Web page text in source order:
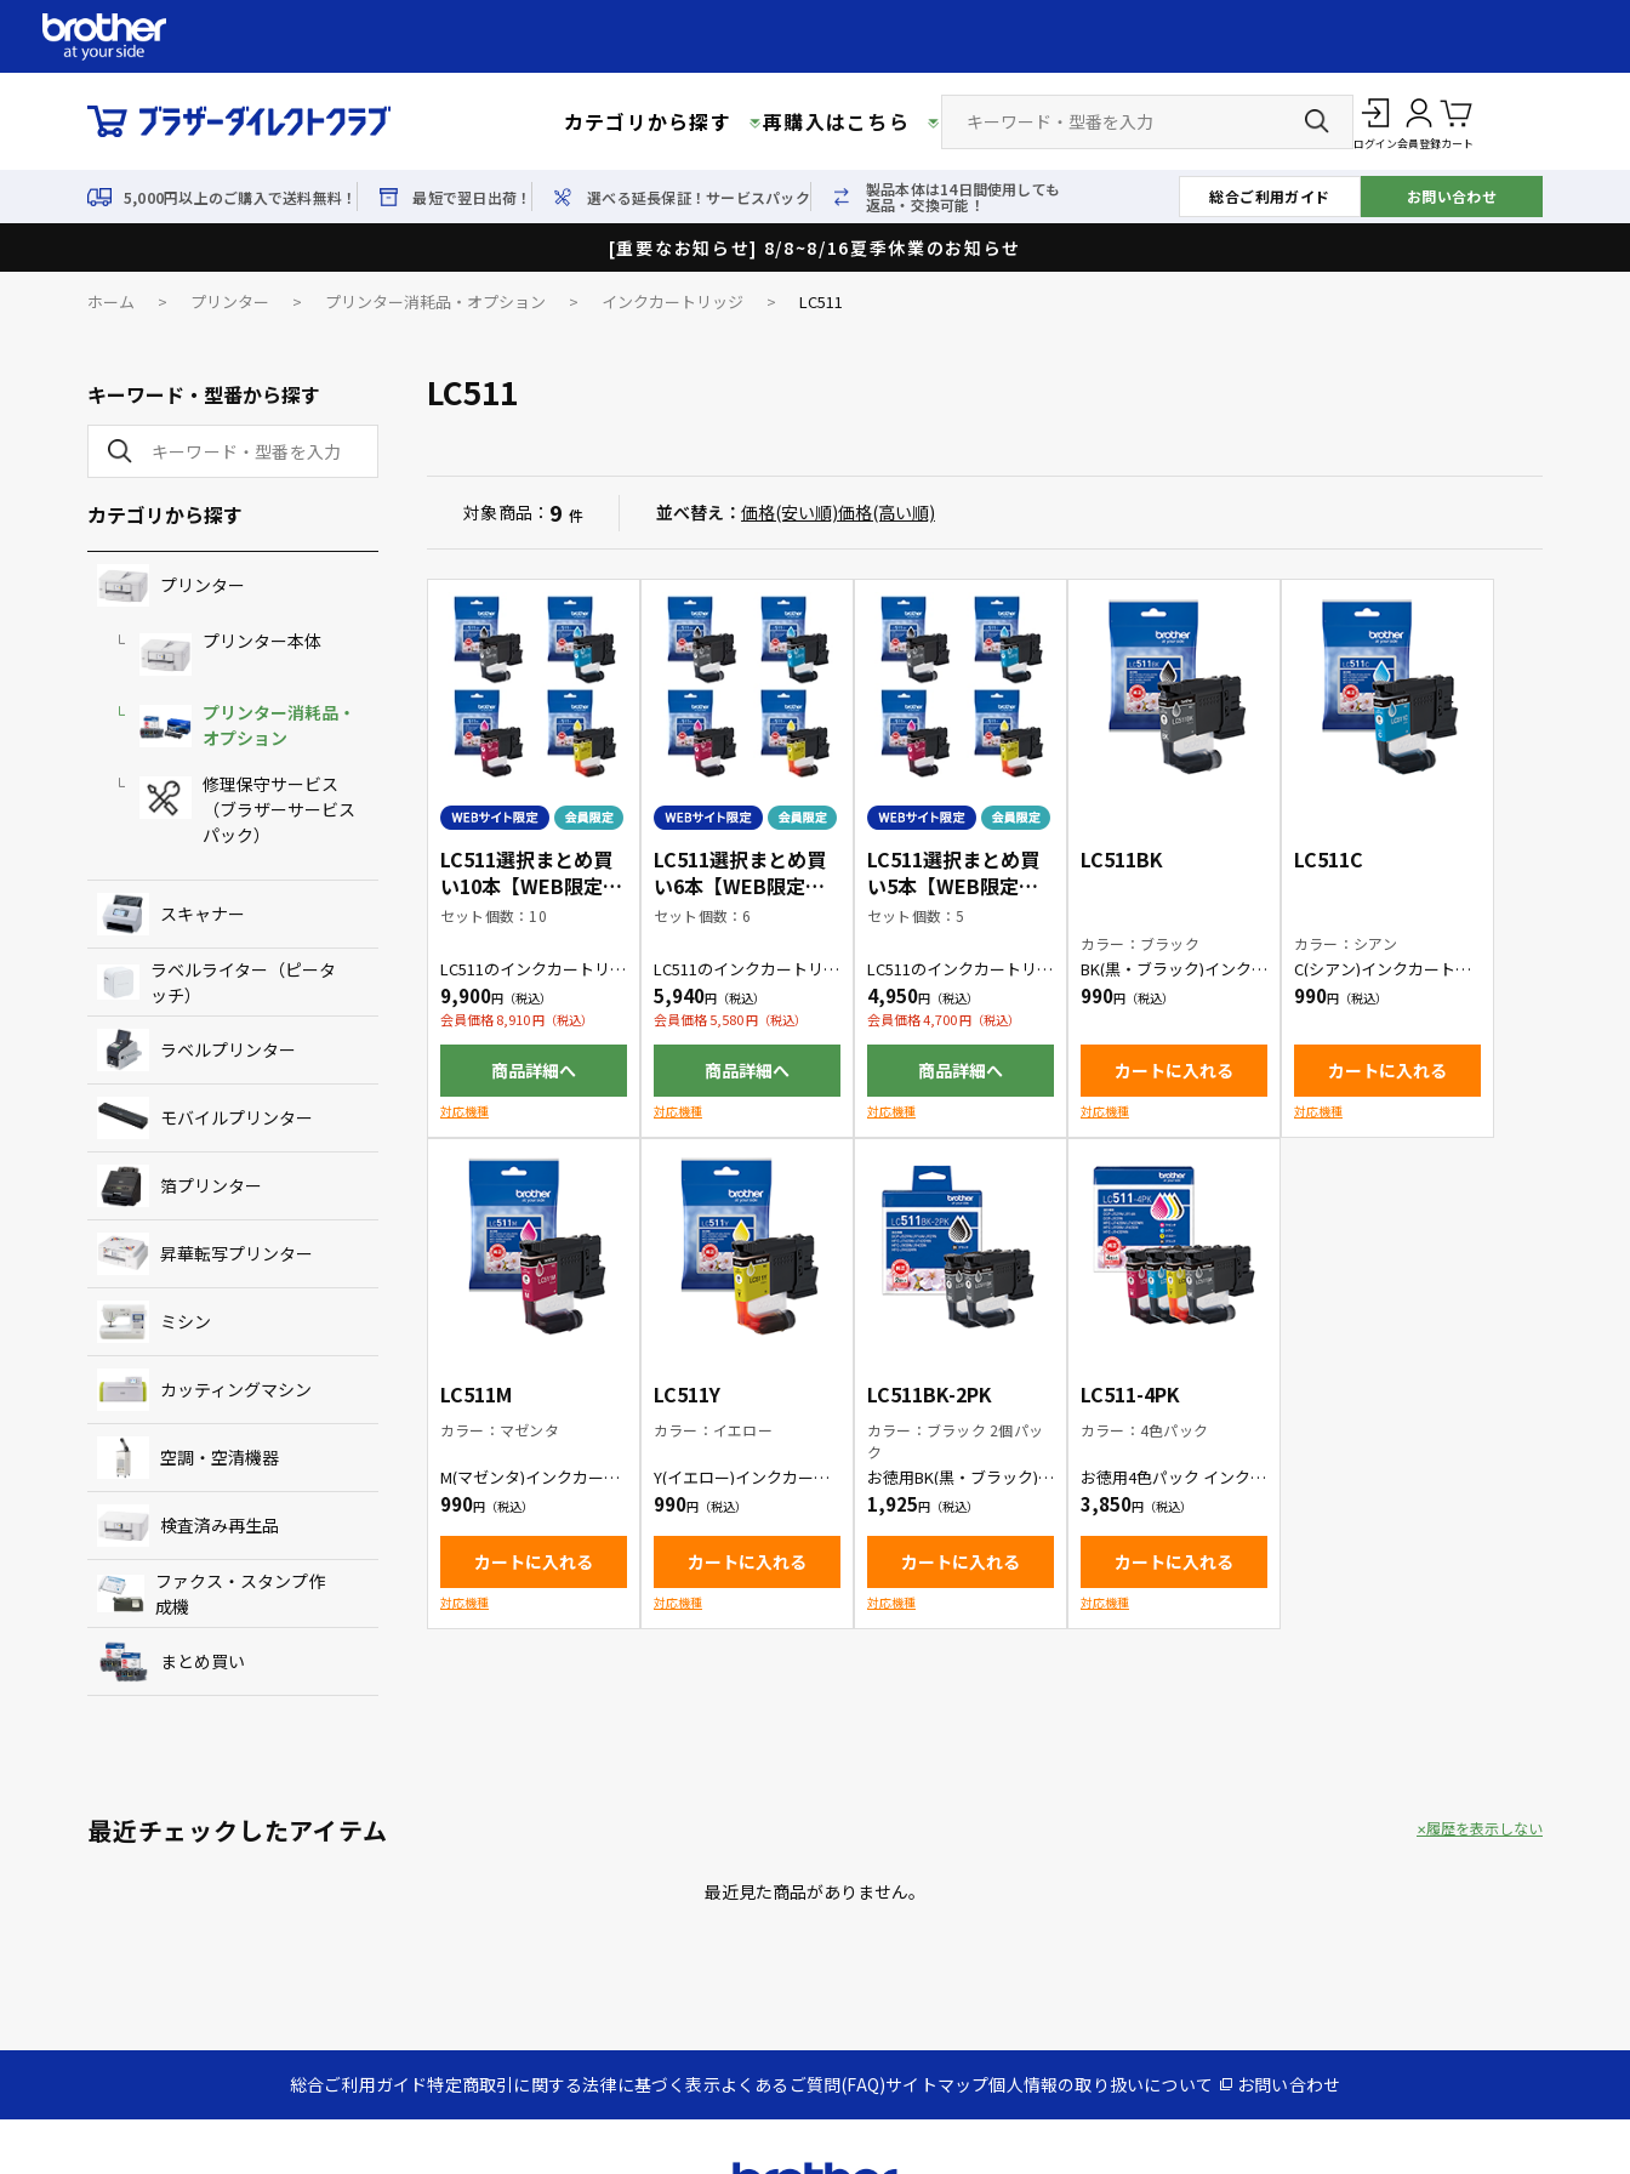
カテゴリから探す 再購入はこちら
ログイン会員登録カート
5,000円以上のご購入で送料無料！ 最短で翌日出荷！ 選べる延長保証！サービスパック 製品本体は14日間使用しても
返品・交換可能！ 総合ご利用ガイド お問い合わせ
[重要なお知らせ] 8/8~8/16夏季休業のお知らせ
ホーム > プリンター > プリンター消耗品・オプション > インクカートリッジ > LC511
キーワード・型番から探す
カテゴリから探す
プリンター
プリンター本体
プリンター消耗品・
オプション
修理保守サービス
（ブラザーサービス
パック）
スキャナー
ラベルライター（ピータ
ッチ）
ラベルプリンター
モバイルプリンター
箔プリンター
昇華転写プリンター
ミシン
カッティングマシン
空調・空清機器
検査済み再生品
ファクス・スタンプ作
成機
まとめ買い
LC511
対象商品： 9 件 並べ替え： 価格(安い順)価格(高い順)
LC511選択まとめ買
い10本【WEB限定商
品】
セット個数：10
LC511のインクカートリッ
ジをお好きな色の組み合
わせで10本購入できま
す。
9,900
会員価格 8,910
商品詳細へ
対応機種
LC511選択まとめ買
い6本【WEB限定商
品】
セット個数：6
LC511のインクカートリッ
ジをお好きな色の組み合
わせで6本購入できます。
5,940
会員価格 5,580
商品詳細へ
対応機種
LC511選択まとめ買
い5本【WEB限定商
品】
セット個数：5
LC511のインクカートリッ
ジをお好きな色の組み合
わせで5本購入できます。
4,950
会員価格 4,700
商品詳細へ
対応機種
LC511BK
カラー：ブラック
BK(黒・ブラック)インクカ
ートリッジ
990
カートに入れる
対応機種
LC511C
カラー：シアン
C(シアン)インクカートリ
ッジ
990
カートに入れる
対応機種
LC511M
カラー：マゼンタ
M(マゼンタ)インクカート
リッジ
990
カートに入れる
対応機種
LC511Y
カラー：イエロー
Y(イエロー)インクカート
リッジ
990
カートに入れる
対応機種
LC511BK-2PK
カラー：ブラック 2個パッ
ク
お徳用BK(黒・ブラック) 2
本パック インクカートリ
ッジ
1,925
カートに入れる
対応機種
LC511-4PK
カラー：4色パック
お徳用4色パック インクカ
ートリッジ
3,850
カートに入れる
対応機種
最近チェックしたアイテム
最近見た商品がありません。
履歴を表示しない
総合ご利用ガイド特定商取引に関する法律に基づく表示よくあるご質問(FAQ)サイトマップ個人情報の取り扱いについて お問い合わせ